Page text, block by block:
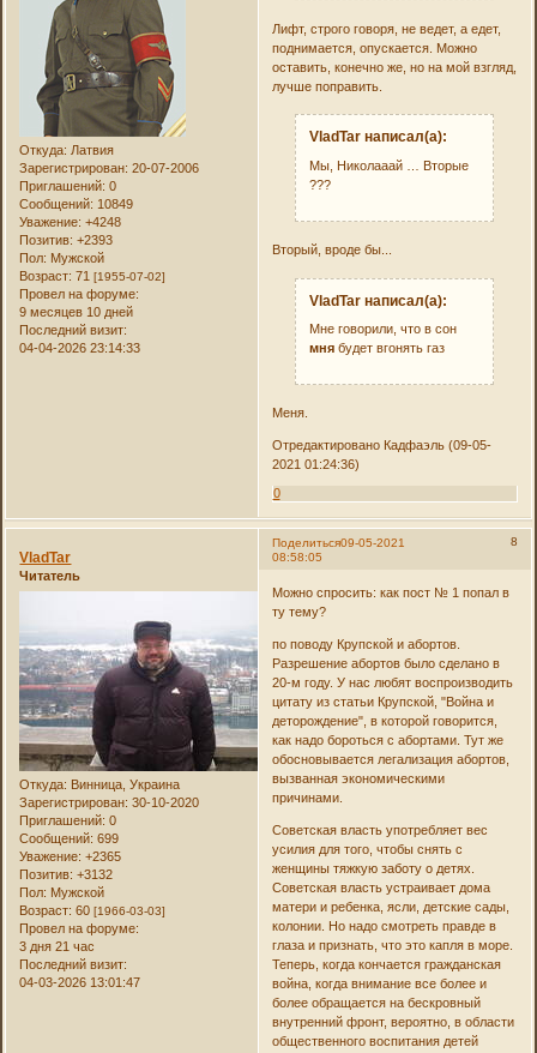
Откуда: Латвия
Зарегистрирован: 20-07-2006
Приглашений: 0
Сообщений: 10849
Уважение: +4248
Позитив: +2393
Пол: Мужской
Возраст: 71[1955-07-02]
Провел на форуме:
9 месяцев 10 дней
Последний визит:
04-04-2026 23:14:33
Лифт, строго говоря, не ведет, а едет,
поднимается, опускается. Можно
оставить, конечно же, но на мой взгляд,
лучше поправить.
VladTar написал(а):
Мы, Николааай … Вторые
???
Вторый, вроде бы...
VladTar написал(а):
Мне говорили, что в сон
мня будет вгонять газ
Меня.
Отредактировано Кадфаэль (09-05-
2021 01:24:36)
0
Поделиться 8
09-05-2021
08:58:05
VladTar
Читатель
Откуда: Винница, Украина
Зарегистрирован: 30-10-2020
Приглашений: 0
Сообщений: 699
Уважение: +2365
Позитив: +3132
Пол: Мужской
Возраст: 60[1966-03-03]
Провел на форуме:
3 дня 21 час
Последний визит:
04-03-2026 13:01:47
Можно спросить: как пост № 1 попал в
ту тему?
по поводу Крупской и абортов.
Разрешение абортов было сделано в
20-м году. У нас любят воспроизводить
цитату из статьи Крупской, "Война и
деторождение", в которой говорится,
как надо бороться с абортами. Тут же
обосновывается легализация абортов,
вызванная экономическими
причинами.
Советская власть употребляет вес
усилия для того, чтобы снять с
женщины тяжкую заботу о детях.
Советская власть устраивает дома
матери и ребенка, ясли, детские сады,
колонии. Но надо смотреть правде в
глаза и признать, что это капля в море.
Теперь, когда кончается гражданская
война, когда внимание все более и
более обращается на бескровный
внутренний фронт, вероятно, в области
общественного воспитания детей